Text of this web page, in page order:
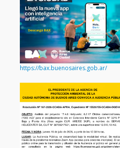
https://bax.buenosaires.gob.ar/